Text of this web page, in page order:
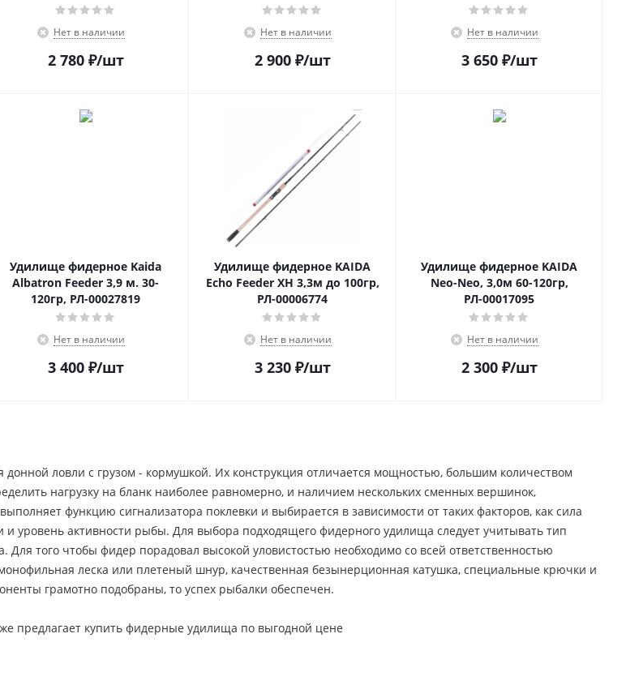
Нет в наличии
2 780₽/шт
Нет в наличии
2 900₽/шт
Нет в наличии
3 650₽/шт
Удилище фидерное Kaida
Albatron Feeder 3,9 м. 30-
120гр, РЛ-00027819
Нет в наличии
3 400₽/шт
Удилище фидерное KAIDA
Echo Feeder XH 3,3м до 100гр,
РЛ-00006774
Нет в наличии
3 230₽/шт
Удилище фидерное KAIDA
Neo-Neo, 3,0м 60-120гр,
РЛ-00017095
Нет в наличии
2 300₽/шт
ловли с грузом - кормушкой. Их конструкция отличается мощностью, большим количеством
нагрузку на бланк наиболее равномерно, и наличием нескольких сменных вершинок,
функцию сигнализатора поклевки и выбирается в зависимости от таких факторов, как сила
и уровень активности рыбы. Для выбора подходящего фидерного удилища следует учитывать тип
Для того чтобы фидер порадовал высокой уловистостью необходимо со всей ответственностью
леска или плетеный шнур, качественная безынерционная катушка, специальные крючки и
грамотно подобраны, то успех рыбалки обеспечен.
предлагает купить фидерные удилища по выгодной цене